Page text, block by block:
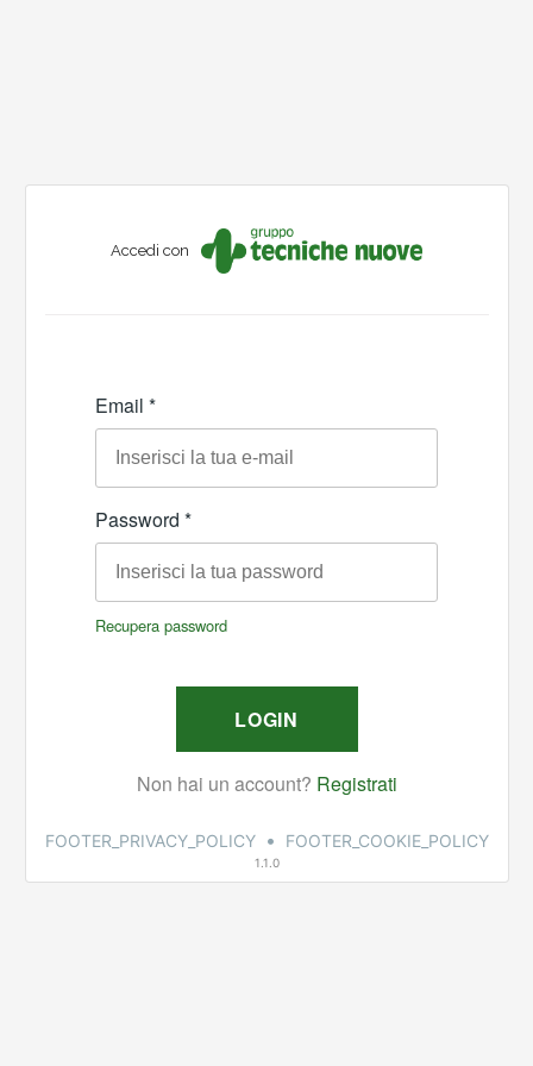
Accedi con
FOOTER_PRIVACY_POLICY • FOOTER_COOKIE_POLICY
1.1.0